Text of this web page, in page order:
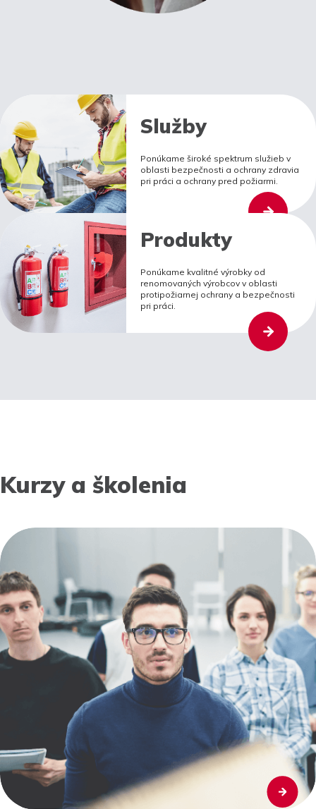
Služby
Ponúkame široké spektrum služieb v
oblasti bezpečnosti a ochrany zdravia
pri práci a ochrany pred požiarmi.
Produkty
Ponúkame kvalitné výrobky od
renomovaných výrobcov v oblasti
protipožiarnej ochrany a bezpečnosti
pri práci.
Kurzy a školenia